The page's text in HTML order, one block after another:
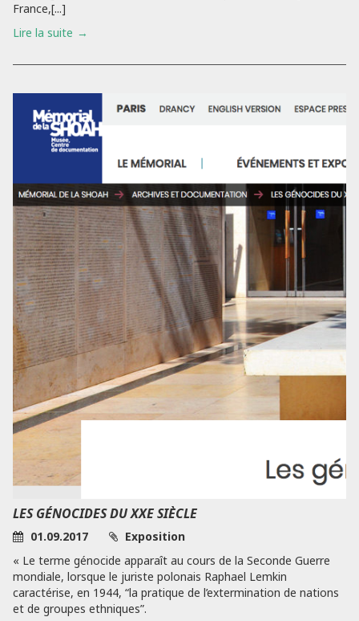
France,[...]
Lire la suite
LES GÉNOCIDES DU XXE SIÈCLE
01.09.2017
Exposition
« Le terme génocide apparaît au cours de la Seconde Guerre
mondiale, lorsque le juriste polonais Raphael Lemkin
caractérise, en 1944, “la pratique de l’extermination de nations
et de groupes ethniques”.